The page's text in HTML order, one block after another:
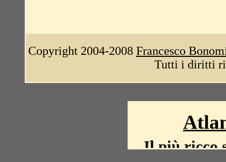
Copyright 2004-2008 Francesco
Tutti i diritti
Il più ricco